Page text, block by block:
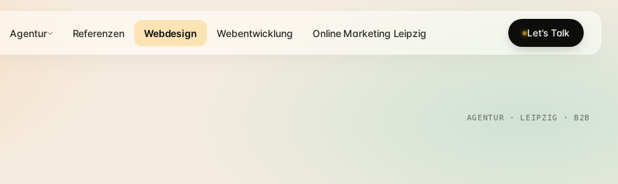
Agentur Referenzen Webdesign Webentwicklung Online Marketing Leipzig Let's Talk
AGENTUR · LEIPZIG · B2B